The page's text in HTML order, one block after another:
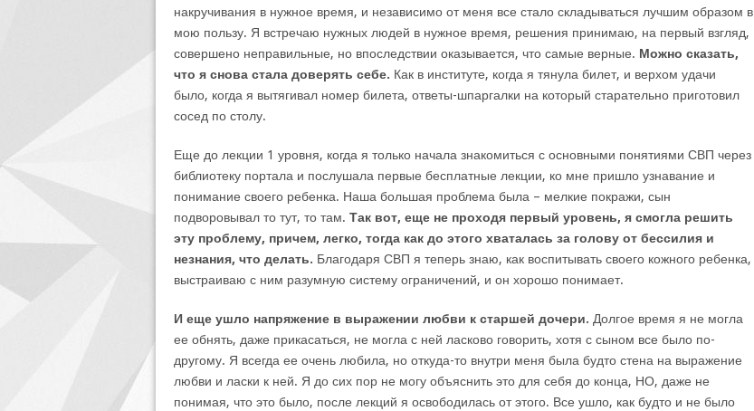
накручивания в нужное время, и независимо от меня все стало складываться лучшим образом в
мою пользу. Я встречаю нужных людей в нужное время, решения принимаю, на первый взгляд,
совершено неправильные, но впоследствии оказывается, что самые верные. Можно сказать,
что я снова стала доверять себе. Как в институте, когда я тянула билет, и верхом удачи
было, когда я вытягивал номер билета, ответы-шпаргалки на который старательно приготовил
сосед по столу.
Еще до лекции 1 уровня, когда я только начала знакомиться с основными понятиями СВП через
библиотеку портала и послушала первые бесплатные лекции, ко мне пришло узнавание и
понимание своего ребенка. Наша большая проблема была – мелкие покражи, сын
подворовывал то тут, то там. Так вот, еще не проходя первый уровень, я смогла решить
эту проблему, причем, легко, тогда как до этого хваталась за голову от бессилия и
незнания, что делать. Благодаря СВП я теперь знаю, как воспитывать своего кожного ребенка,
выстраиваю с ним разумную систему ограничений, и он хорошо понимает.
И еще ушло напряжение в выражении любви к старшей дочери. Долгое время я не могла
ее обнять, даже прикасаться, не могла с ней ласково говорить, хотя с сыном все было по-
другому. Я всегда ее очень любила, но откуда-то внутри меня была будто стена на выражение
любви и ласки к ней. Я до сих пор не могу объяснить это для себя до конца, НО, даже не
понимая, что это было, после лекций я освободилась от этого. Все ушло, как будто и не было